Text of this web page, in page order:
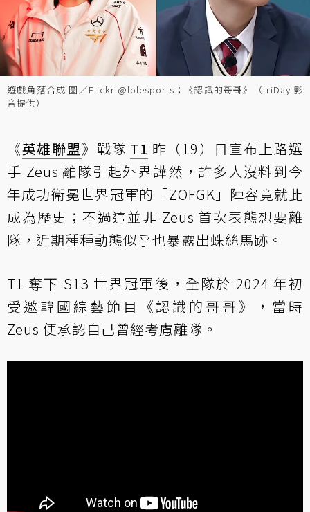
遊戲角落合成 圖／Flickr @lolesports；《認識的哥哥》（friDay 影
音提供）
《英雄聯盟》戰隊 T1 昨（19）日宣布上路選
手 Zeus 離隊引起外界譁然，許多人沒料到今
年成功衛冕世界冠軍的「ZOFGK」陣容竟就此
成為歷史；不過這並非 Zeus 首次表態想要離
隊，近期種種動態似乎也暴露出蛛絲馬跡。
T1 奪下 S13 世界冠軍後，全隊於 2024 年初
受邀韓國綜藝節目《認識的哥哥》，當時
Zeus 便承認自己曾經考慮離隊。